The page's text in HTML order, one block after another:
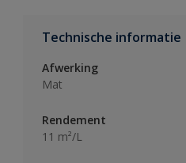
Technische informatie
Afwerking
Mat
Rendement
11 m²/L